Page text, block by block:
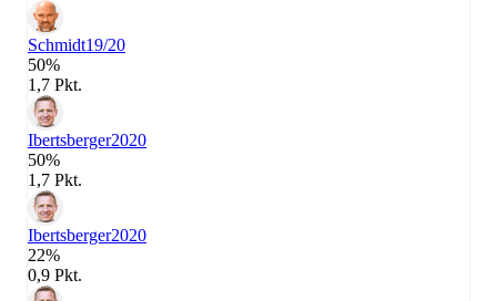
Schmidt19/20
50%
1,7 Pkt.
Ibertsberger2020
50%
1,7 Pkt.
Ibertsberger2020
22%
0,9 Pkt.